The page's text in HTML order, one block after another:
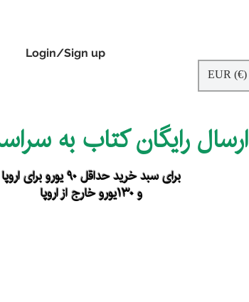
Login/Sign up
EUR (€)
ارسال رایگان کتاب به
برای سبد خرید حداقل ۹۰ یورو برای اروپا
و ۱۳۰یورو خارج از اروپا